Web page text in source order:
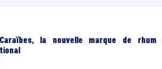
la nouvelle marque de rhum